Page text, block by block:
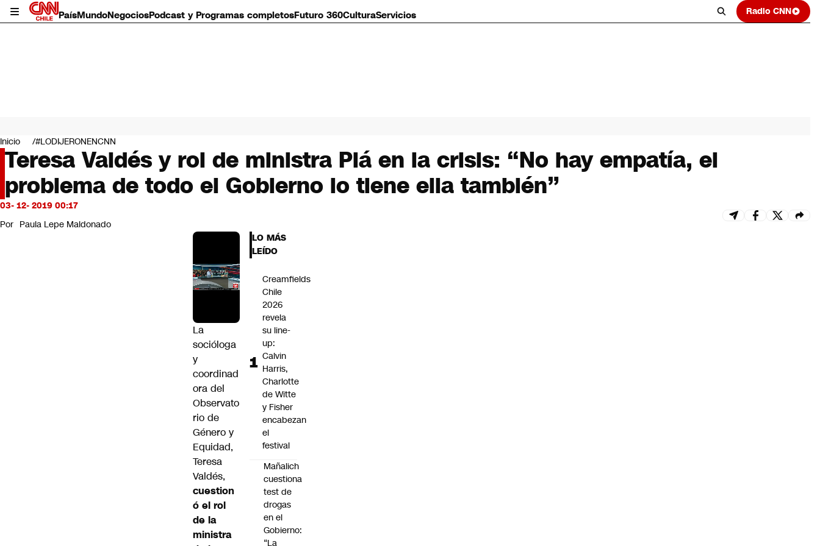
PaísMundoNegociosPodcast y Programas completosFuturo 360CulturaServicios Radio CNN
Mundo
Negocios
Deportes
Programas completos
Cultura
Servicios
Bits
CNN Data
Inicio #LODIJERONENCNN
Teresa Valdés y rol de ministra Plá en la crisis: “No hay empatía, el
problema de todo el Gobierno lo tiene ella también”
03- 12- 2019 00:17
Por Paula Lepe Maldonado
La
socióloga
y
coordinad
ora del
Observato
rio de
Género y
Equidad,
Teresa
Valdés,
cuestion
ó el rol
de la
ministra
LO MÁS
LEÍDO
Creamfields
Chile
2026
revela
su line-
up:
Calvin
Harris,
Charlotte
de Witte
y Fisher
encabezan
el
festival
Mañalich
cuestiona
test de
drogas
en el
Gobierno:
“La